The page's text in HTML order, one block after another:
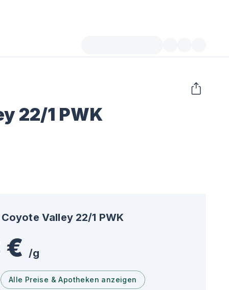
22/1 PWK
Coyote Valley 22/1 PWK
€ /g
Alle Preise & Apotheken anzeigen